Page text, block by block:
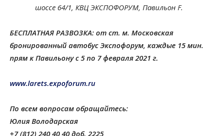
шоссе 64/1, КВЦ ЭКСПОФОРУМ, Павильон F.
БЕСПЛАТНАЯ РАЗВОЗКА: от ст. м. Московская
бронированный автобус Экспофорум, каждые 15 мин.
прям к Павильону с 5 по 7 февраля 2021 г.
www.larets.expoforum.ru
По всем вопросам обращайтесь:
Юлия Володарская
+7 (812) 240 40 40 доб. 2225